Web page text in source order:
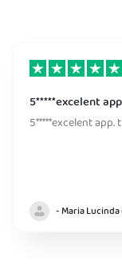
5*****excelent app
5*****excelent app.